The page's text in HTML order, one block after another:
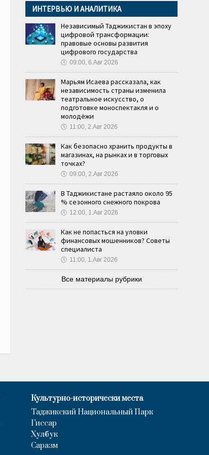
ИНТЕРВЬЮ И АНАЛИТИКА
Независимый Таджикистан в эпоху
цифровой трансформации:
правовые основы развития
цифрового государства
🕔 09:00, 6.Авг 2026
Марьям Исаева рассказала, как
независимость страны изменила
театральное искусство, о
подготовке моноспектакля и о
молодёжи
🕔 11:00, 2.Авг 2026
Как безопасно хранить продукты в
магазинах, на рынках и в торговых
точках?
🕔 09:00, 2.Авг 2026
В Таджикистане растаяло около 95
% сезонного снежного покрова
🕔 12:00, 1.Авг 2026
Как не попасться на уловки
финансовых мошенников? Советы
специалиста
🕔 11:00, 1.Авг 2026
Все материалы рубрики
Культурно-исторически места
Таджикский Национальный Парк
Гиссар
Хулбук
Саразм